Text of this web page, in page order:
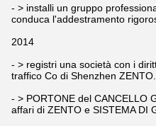
- > installi un gruppo
conduca l'addestramento
2014
- > registri una società con i
traffico Co di Shenzhen
- > PORTONE del CANCELLO
affari di ZENTO e SISTEMA DI